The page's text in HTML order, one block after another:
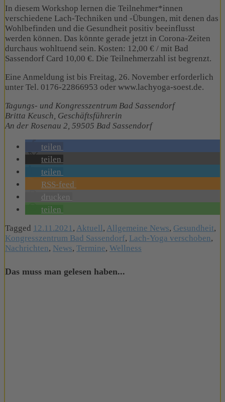
In diesem Workshop lernen die Teilnehmer*innen
verschiedene Lach-Techniken und -Übungen, mit denen das
Wohlbefinden und die Gesundheit positiv beeinflusst
werden können. Das könnte gerade jetzt in Corona-Zeiten
durchaus wohltuend sein. Kosten: 12,00 € / mit Bad
Sassendorf Card 10,00 €. Die Teilnehmerzahl ist begrenzt.
Eine Anmeldung ist bis Freitag, 26. November erforderlich
unter Tel. 0176-22866953 oder www.lachyoga-soest.de.
Tagungs- und Kongresszentrum Bad Sassendorf
Britta Keusch, Geschäftsführerin
An der Rosenau 2, 59505 Bad Sassendorf
teilen
teilen
teilen
RSS-feed
drucken
teilen
Tagged 12.11.2021 , Aktuell, Allgemeine News, Gesundheit,
Kongresszentrum Bad Sassendorf, Lach-Yoga verschoben,
Nachrichten, News, Termine, Wellness
Das muss man gelesen haben...